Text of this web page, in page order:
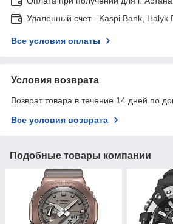
Удаленный счет - Kaspi Bank, Halyk
Все условия оплаты
Условия возврата
Возврат товара в течение 14 дней по
Все условия возврата
Подобные товары компании